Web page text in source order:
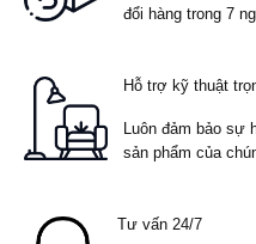
đổi hàng trong 7
Hỗ trợ kỹ thuật
Luôn đảm bảo sự
sản phẩm của
Tư vấn 24/7